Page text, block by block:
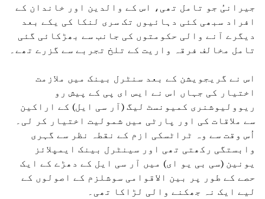
جیرانیُ جو تامل تھی، اس کے والدین اور خاندان کے
افراد سبھی کئی دہائیوں تک سری لنکا کی یکے بعد
دیگرے آنے والی حکومتوں کی جانب سے بھڑکائی گئی
تامل مخالف فرقہ واریت کے تلخ تجربے سے گزرے تھے۔
اس نے گریجویشن کے بعد سنٹرل بینک میں ملازمت
اختیار کی جہاں اس نے ایس ای پی کے پیش رو
ریوولیوشنری کمیونسٹ لیگ (آر سی ایل) کے اراکین
سے ملاقات کی اور پارٹی میں شمولیت اختیار کر لی۔
اُس وقت سے وہ ٹراٹسکی ازم کے نقطہ نظر سے گہری
وابستگی رکھتی تھی اور سینٹرل بینک ایمپلائز
یونین (سی بی یو ای) میں آر سی ایل کے دھڑے کے ایک
حصے کے طور پر بین الاقوامی سوشلزم کے اصولوں کے
لیے ایک نہ جھکنے والی لڑاکا تھی۔